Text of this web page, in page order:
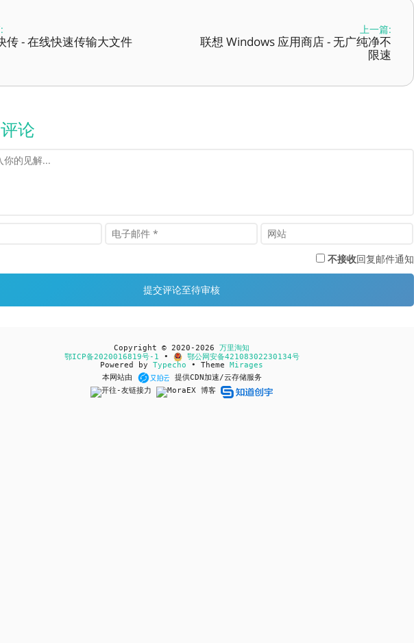
传 - 在线快速传输大文件
上一篇:
联想 Windows 应用商店 - 无广纯净不
限速
论
不接收回复邮件通知
Copyright © 2020-2026 万里淘知
鄂ICP备2020016819号-1 •
鄂公网安备42108302230134号
Powered by Typecho • Theme Mirages
本网站由
提供CDN加速/云存储服务